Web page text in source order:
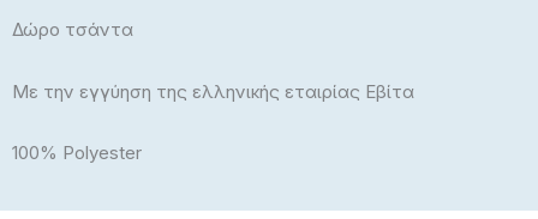
Δώρο τσάντα
Με την εγγύηση της ελληνικής εταιρίας Εβίτα
100% Polyester